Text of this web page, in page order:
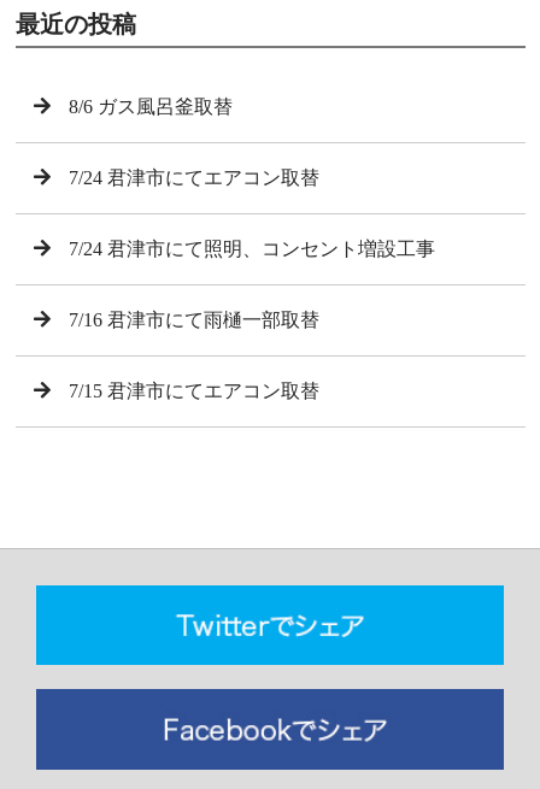
最近の投稿
8/6 ガス風呂釜取替
7/24 君津市にてエアコン取替
7/24 君津市にて照明、コンセント増設工事
7/16 君津市にて雨樋一部取替
7/15 君津市にてエアコン取替